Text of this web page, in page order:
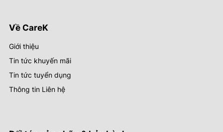
Về CareK
Giới thiệu
Tin tức khuyến mãi
Tin tức tuyển dụng
Thông tin Liên hệ